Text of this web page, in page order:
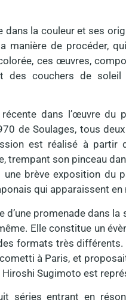
la couleur et ses
de procéder,
ces œuvres,
des couchers de soleil
dans l’œuvre du
de Soulages, tous
est réalisé à partir
trempant son pinceau
brève exposition du
qui apparaissent en
d’une promenade dans
Elle constitue un
formats très
à Paris, et
Sugimoto est
séries entrant en